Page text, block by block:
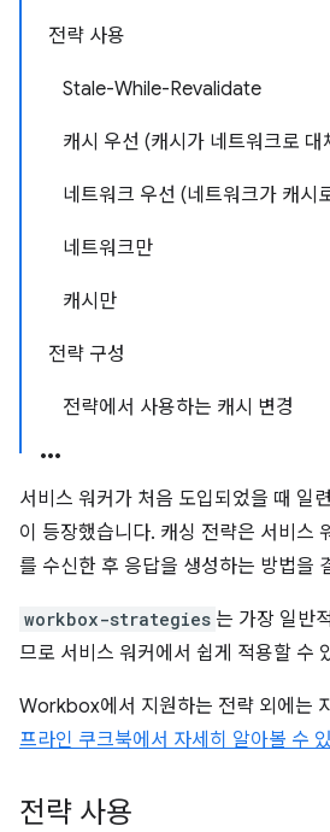
전략 사용
Stale-While-Revalidate
캐시 우선 (캐시가 네트워크로 대
네트워크 우선 (네트워크가 캐시
네트워크만
캐시만
전략 구성
전략에서 사용하는 캐시 변경
서비스 워커가 처음 도입되었을 때 일
이 등장했습니다. 캐싱 전략은 서비스
를 수신한 후 응답을 생성하는 방법을
workbox-strategies 는 가장 일반
므로 서비스 워커에서 쉽게 적용할 수
Workbox에서 지원하는 전략 외에는
프라인 쿠크북에서 자세히 알아볼 수
전략 사용